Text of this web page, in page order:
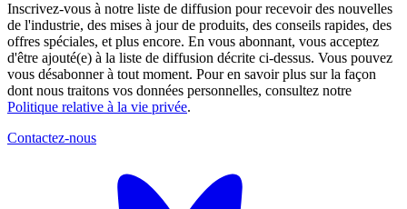
Inscrivez-vous à notre liste de diffusion pour recevoir des nouvelles
de l'industrie, des mises à jour de produits, des conseils rapides, des
offres spéciales, et plus encore. En vous abonnant, vous acceptez
d'être ajouté(e) à la liste de diffusion décrite ci-dessus. Vous pouvez
vous désabonner à tout moment. Pour en savoir plus sur la façon
dont nous traitons vos données personnelles, consultez notre
Politique relative à la vie privée.
Contactez-nous